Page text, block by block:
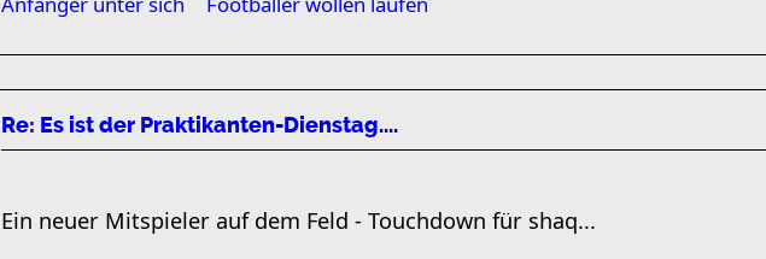
Re: Es ist der Praktikanten-Dienstag....
Ein neuer Mitspieler auf dem Feld - Touchdown für shaq...